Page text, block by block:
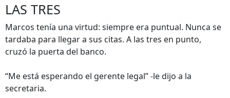
LAS TRES
Marcos tenía una virtud: siempre era puntual. Nunca se
tardaba para llegar a sus citas. A las tres en punto,
cruzó la puerta del banco.
“Me está esperando el gerente legal” -le dijo a la
secretaria.